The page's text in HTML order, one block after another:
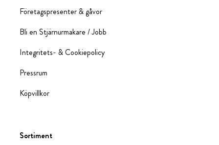
Företagspresenter & gåvor
Bli en Stjärnurmakare / Jobb
Integritets- & Cookiepolicy
Pressrum
Köpvillkor
Sortiment